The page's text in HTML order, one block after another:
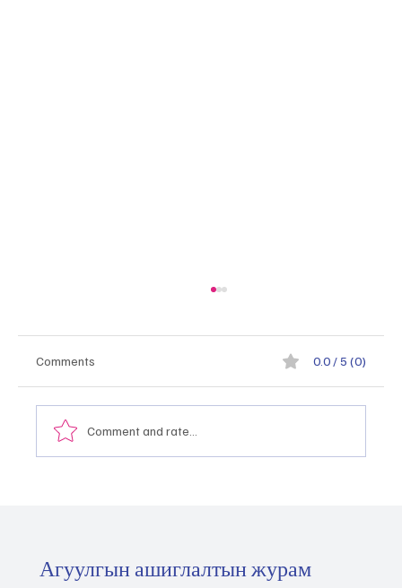
Comments 0.0 / 5 (0)
Comment and rate...
Агуулгын ашиглалтын журам